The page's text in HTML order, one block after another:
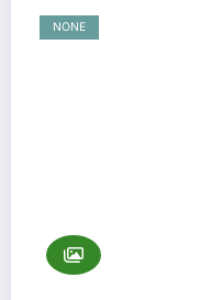
NONE